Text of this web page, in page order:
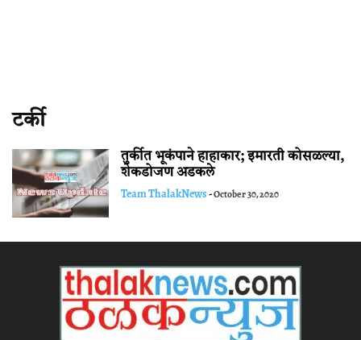
टर्की
तुर्कीत भूकंपाने हाहाकार; इमारती कोसळल्या,
शेकडोजण अडकले
Team ThalakNews-October 30, 2020